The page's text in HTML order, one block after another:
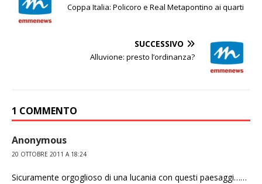
Coppa Italia: Policoro e Real Metapontino ai quarti
SUCCESSIVO
Alluvione: presto l’ordinanza?
1 COMMENTO
Anonymous
20 OTTOBRE 2011 A 18:24
Sicuramente orgoglioso di una lucania con questi paesaggi……